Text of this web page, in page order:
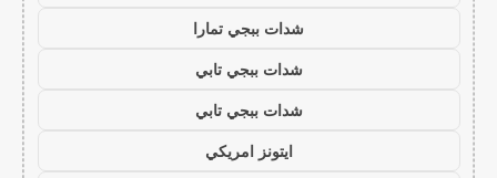
شدات ببجي تمارا
شدات ببجي تابي
شدات ببجي تابي
ايتونز امريكي